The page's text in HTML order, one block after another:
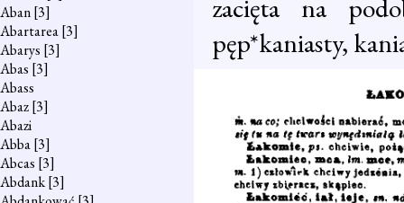
Aban[3]
Abartarea[3]
Abarys [3]
Abas [3]
Abass
Abaz[3]
Abazi
Abba[3]
Abcas [3]
Abdank[3]
zacięta na
pęp*kaniasty,